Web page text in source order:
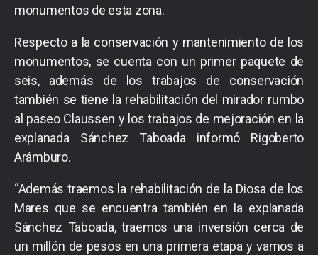
monumentos de esta zona.
Respecto a la conservación y mantenimiento de los
monumentos, se cuenta con un primer paquete de
seis, además de los trabajos de conservación
también se tiene la rehabilitación del mirador rumbo
al paseo Claussen y los trabajos de mejoración en la
explanada Sánchez Taboada informó Rigoberto
Arámburo.
“Además traemos la rehabilitación de la Diosa de los
Mares que se encuentra también en la explanada
Sánchez Taboada, traemos una inversión cerca de
un millón de pesos en una primera etapa y vamos a